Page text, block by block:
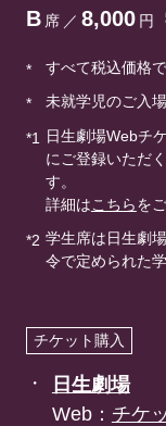
B 席 ／ 8,000 円
* すべて税込価格で
* 未就学児のご入
*1
日生劇場Webチ
にご登録いただ
す。
詳細はこちらを
*2 学生席は日生劇
令で定められた
チケット購入
日生劇場
Web： チケ